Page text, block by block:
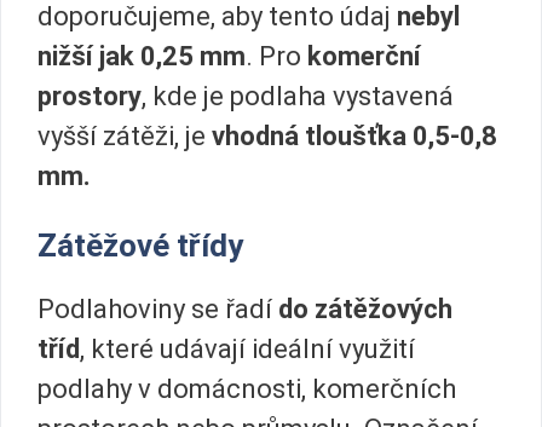
doporučujeme, aby tento údaj nebyl
nižší jak 0,25 mm. Pro komerční
prostory, kde je podlaha vystavená
vyšší zátěži, je vhodná tloušťka 0,5-0,8
mm.
Zátěžové třídy
Podlahoviny se řadí do zátěžových
tříd, které udávají ideální využití
podlahy v domácnosti, komerčních